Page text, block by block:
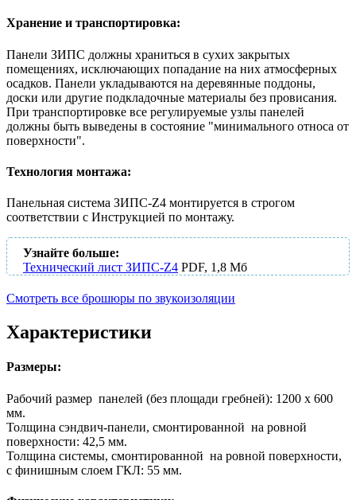
Хранение и транспортировка:
Панели ЗИПС должны храниться в сухих закрытых
помещениях, исключающих попадание на них атмосферных
осадков. Панели укладываются на деревянные поддоны,
доски или другие подкладочные материалы без провисания.
При транспортировке все регулируемые узлы панелей
должны быть выведены в состояние "минимального относа от
поверхности".
Технология монтажа:
Панельная система ЗИПС-Z4 монтируется в строгом
соответствии с Инструкцией по монтажу.
Узнайте больше:
Технический лист ЗИПС-Z4 PDF, 1,8 Мб
Смотреть все брошюры по звукоизоляции
Характеристики
Размеры:
Рабочий размер панелей (без площади гребней): 1200 х 600
мм.
Толщина сэндвич-панели, смонтированной на ровной
поверхности: 42,5 мм.
Толщина системы, смонтированной на ровной поверхности,
с финишным слоем ГКЛ: 55 мм.